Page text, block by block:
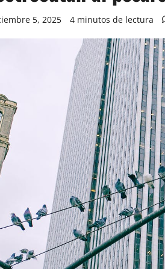
5, 2025 4 minutos de lectura